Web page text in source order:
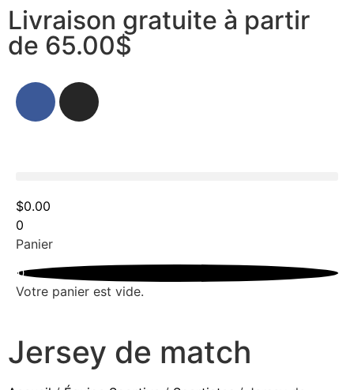
Livraison gratuite à partir
de 65.00$
$0.00
0
Panier
0
Votre panier est vide.
Jersey de match